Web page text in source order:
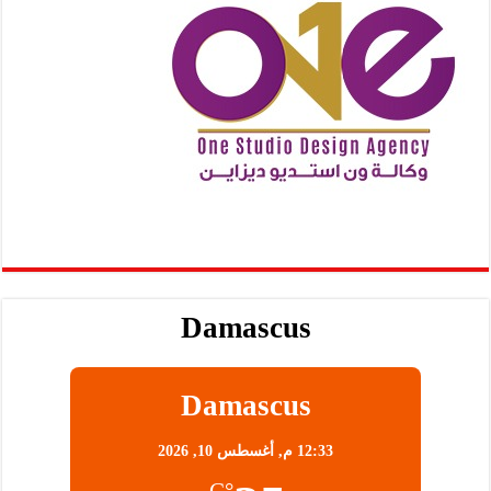
Damascus
Damascus
12:33 م, أغسطس 10, 2026